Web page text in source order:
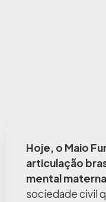
Hoje, o Maio
articulação
mental
sociedade civil